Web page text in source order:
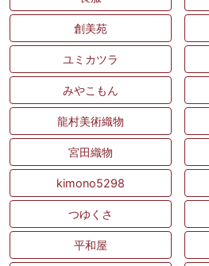
創美苑
ユミカツラ
みやこもん
龍村美術織物
宮田織物
kimono5298
つゆくさ
平和屋